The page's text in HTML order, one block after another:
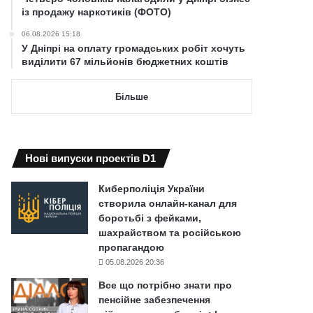
із продажу наркотиків (ФОТО)
06.08.2026 15:18
У Дніпрі на оплату громадських робіт хочуть
виділити 67 мільйонів бюджетних коштів
Більше
Нові випуски проектів D1
Киберполіція України
створила онлайн-канал для
боротьбі з фейками,
шахрайством та російською
пропагандою
05.08.2026 20:36
Все що потрібно знати про
пенсійне забезпечення